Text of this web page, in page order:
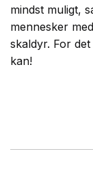
mindst muligt,
mennesker
skaldyr. For
kan!